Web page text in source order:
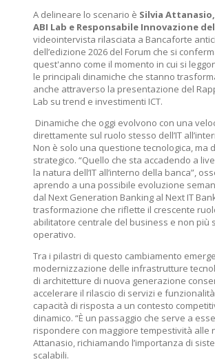
A delineare lo scenario è Silvia
ABI Lab e Responsabile Innovazione
videointervista rilasciata a Bancaforte
dell’edizione 2026 del Forum che si
quest'anno come il momento in cui si
le principali dinamiche che stanno
anche attraverso la presentazione del
Lab su trend e investimenti ICT.
Dinamiche che oggi evolvono con una
direttamente sul ruolo stesso dell’IT
Non è solo una questione tecnologica, ma
strategico. “Quello che sta accadendo a
la natura dell’IT all’interno della banca”,
aprendo a una possibile evoluzione
dal Next Generation Banking al Next IT
trasformazione che riflette il crescente
abilitatore centrale del business e non più
operativo.
Tra i pilastri di questo cambiamento
modernizzazione delle infrastrutture
di architetture di nuova generazione
accelerare il rilascio di servizi e
capacità di risposta a un contesto
dinamico. “È un passaggio che serve a
rispondere con maggiore tempestività alle
Attanasio, richiamando l’importanza di
scalabili.